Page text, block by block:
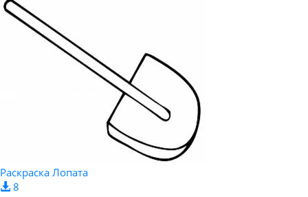
Раскраска Лопата
8